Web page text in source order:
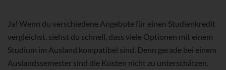
Ja! Wenn du verschiedene Angebote für einen Studienkredit
vergleichst, siehst du schnell, dass viele Optionen mit einem
Studium im Ausland kompatibel sind. Denn gerade bei einem
Auslandssemester sind die Kosten nicht zu unterschätzen.